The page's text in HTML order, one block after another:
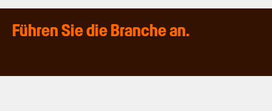
Führen Sie die Branche an.